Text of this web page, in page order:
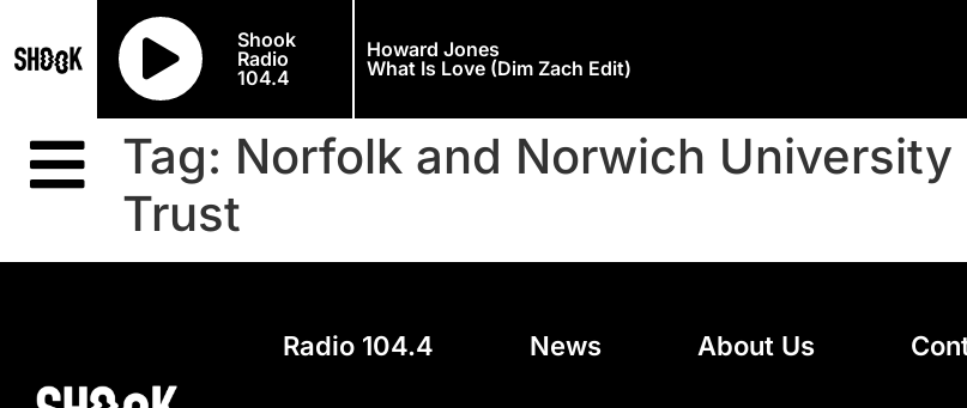
Shook
Radio
104.4
Howard Jones
What Is Love (Dim Zach Edit)
Tag: Norfolk and Norwich
Trust
Radio 104.4 News About Us